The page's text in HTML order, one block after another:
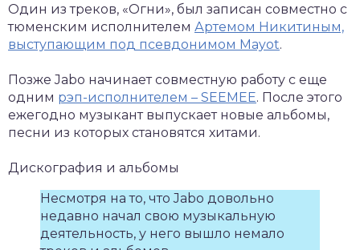
Один из треков, «Огни», был записан совместно с
тюменским исполнителем Артемом Никитиным,
выступающим под псевдонимом Mayot.
Позже Jabo начинает совместную работу с еще
одним рэп-исполнителем – SEEMEE. После этого
ежегодно музыкант выпускает новые альбомы,
песни из которых становятся хитами.
Дискография и альбомы
Несмотря на то, что Jabo довольно
недавно начал свою музыкальную
деятельность, у него вышло немало